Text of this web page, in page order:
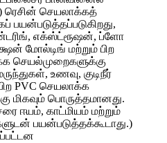
ரெசின் செயலாக்கத்
பயன்படுத்தப்படுகிறது,
எக்ஸ்ட்ரூஷன், ப்ளோ
மோல்டிங் மற்றும் பிற
செயல்முறைகளுக்கு
உணவு, குடிநீர்
PVC செயலாக்க
மிகவும் பொருத்தமானது.
ஈயம், காட்மியம் மற்றும்
பயன்படுத்தக்கூடாது.)